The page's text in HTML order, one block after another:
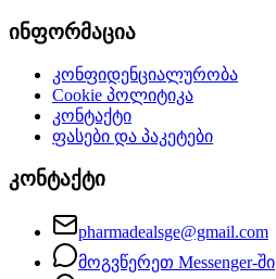
ინფორმაცია
კონფიდენციალურობა
Cookie პოლიტიკა
კონტაქტი
ფასები და პაკეტები
კონტაქტი
pharmadealsge@gmail.com
მოგვწერეთ Messenger-ში